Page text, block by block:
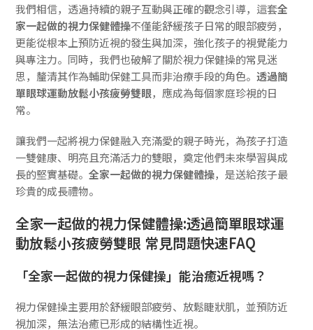
我們相信，透過持續的親子互動與正確的觀念引導，這套全
家一起做的視力保健體操不僅能舒緩孩子日常的眼部疲勞，
更能從根本上預防近視的發生與加深，強化孩子的視覺能力
與專注力。同時，我們也破解了關於視力保健操的常見迷
思，釐清其作為輔助保健工具而非治療手段的角色。透過簡
單眼球運動放鬆小孩疲勞雙眼，應成為每個家庭珍視的日
常。
讓我們一起將視力保健融入充滿愛的親子時光，為孩子打造
一雙健康、明亮且充滿活力的雙眼，奠定他們未來學習與成
長的堅實基礎。全家一起做的視力保健體操，是送給孩子最
珍貴的成長禮物。
全家一起做的視力保健體操:透過簡單眼球運
動放鬆小孩疲勞雙眼 常見問題快速FAQ
「全家一起做的視力保健操」能治癒近視嗎？
視力保健操主要用於舒緩眼部疲勞、放鬆睫狀肌，並預防近
視加深，無法治癒已形成的結構性近視。